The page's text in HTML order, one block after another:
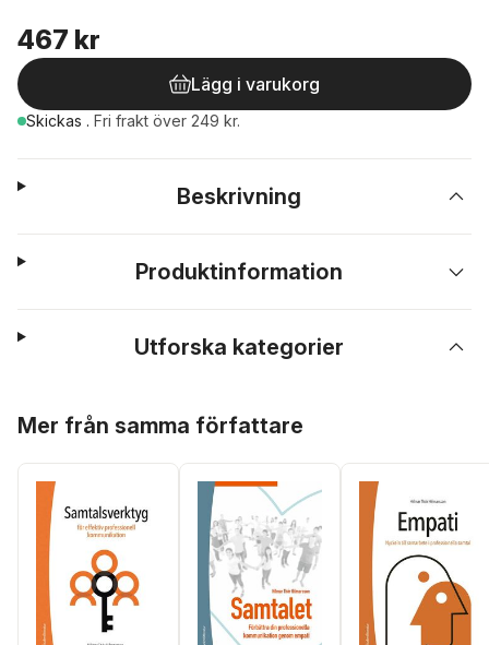
467 kr
Lägg i varukorg
Skickas . Fri frakt över 249 kr.
Beskrivning
Produktinformation
Utforska kategorier
Mer från samma författare